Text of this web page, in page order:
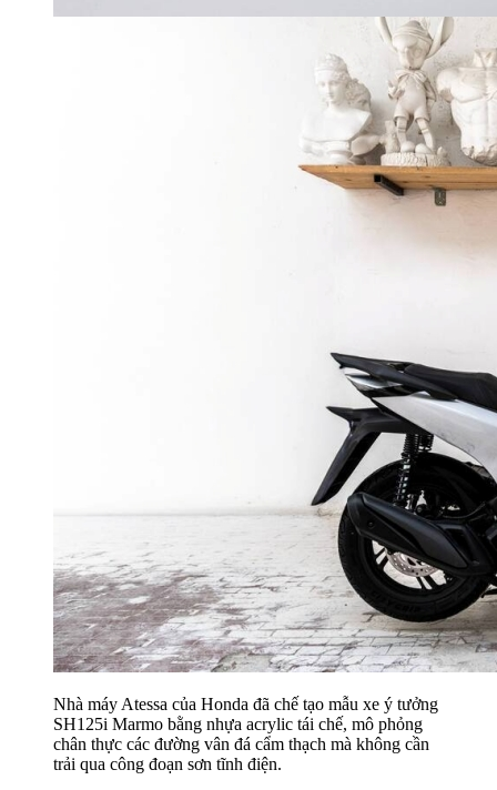
Nhà máy Atessa của Honda đã chế tạo mẫu xe ý tưởng
SH125i Marmo bằng nhựa acrylic tái chế, mô phỏng
chân thực các đường vân đá cẩm thạch mà không cần
trải qua công đoạn sơn tĩnh điện.